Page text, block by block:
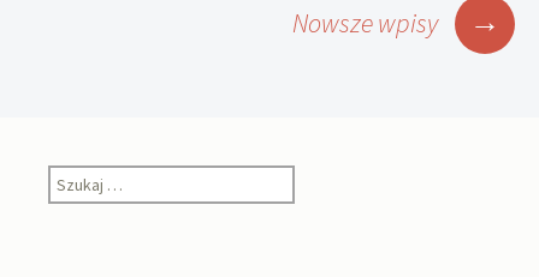
wpisach
Nowsze wpisy →
Szukaj: